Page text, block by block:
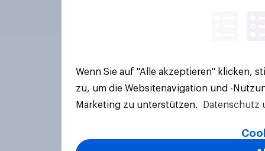
Wenn Sie auf "Alle akzeptieren" klicken,
zu, um die Websitenavigation und -
Marketing zu unterstützen.
Datenschutz